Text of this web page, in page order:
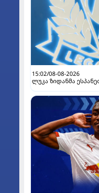
15:02/08-08-2026
ლუკა ზიდანმა